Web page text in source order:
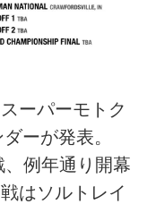
ーパーモトク
ーが発表。
例年通り開幕
はソルトレイ